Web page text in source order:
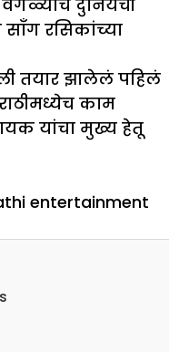
दुनियेची
साँग रसिकांच्या
तयार झालेलं पहिलं
काम
यांचा मुख्य हेतू
entertainment